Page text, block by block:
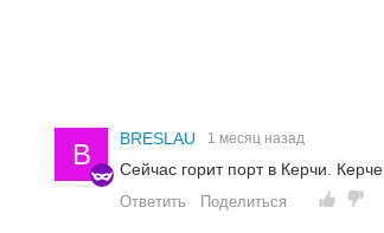
B BRESLAU 1 месяц назад
Сейчас горит порт в Керчи.
Ответить Поделиться